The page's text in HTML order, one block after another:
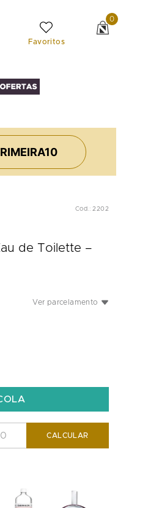
Favoritos
0
Cod. :2202
de Toilette –
Ver parcelamento
CALCULAR